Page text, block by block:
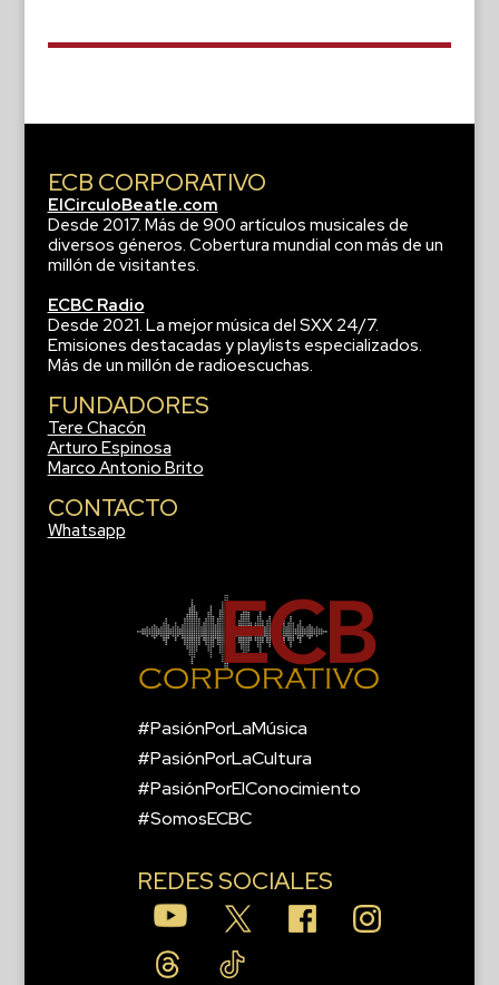
ECB CORPORATIVO
ElCirculoBeatle.com
Desde 2017. Más de 900 artículos musicales de
diversos géneros. Cobertura mundial con más de un
millón de visitantes.
ECBC Radio
Desde 2021. La mejor música del SXX 24/7.
Emisiones destacadas y playlists especializados.
Más de un millón de radioescuchas.
FUNDADORES
Tere Chacón
Arturo Espinosa
Marco Antonio Brito
CONTACTO
Whatsapp
#PasiónPorLaMúsica
#PasiónPorLaCultura
#PasiónPorElConocimiento
#SomosECBC
REDES SOCIALES